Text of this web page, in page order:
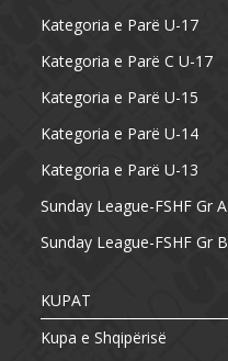
Kategoria e Parë U-17
Kategoria e Parë C U-17
Kategoria e Parë U-15
Kategoria e Parë U-14
Kategoria e Parë U-13
Sunday League-FSHF Gr A
Sunday League-FSHF Gr B
KUPAT
Kupa e Shqipërisë